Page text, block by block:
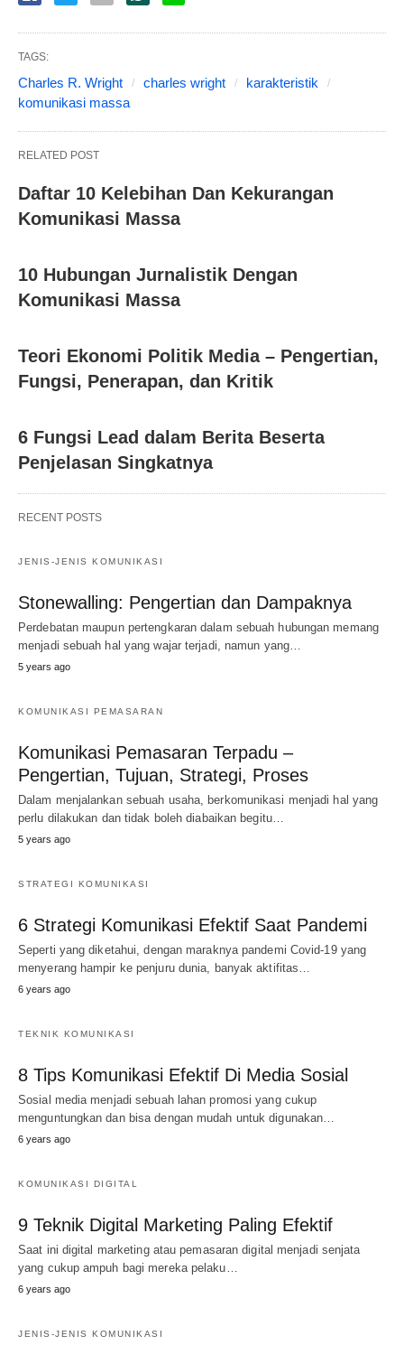
TAGS:
Charles R. Wright charles wright
karakteristik
komunikasi massa
RELATED POST
Daftar 10 Kelebihan Dan Kekurangan
Komunikasi Massa
10 Hubungan Jurnalistik Dengan
Komunikasi Massa
Teori Ekonomi Politik Media – Pengertian,
Fungsi, Penerapan, dan Kritik
6 Fungsi Lead dalam Berita Beserta
Penjelasan Singkatnya
RECENT POSTS
JENIS-JENIS KOMUNIKASI
Stonewalling: Pengertian dan Dampaknya
Perdebatan maupun pertengkaran dalam sebuah hubungan memang
menjadi sebuah hal yang wajar terjadi, namun yang…
5 years ago
KOMUNIKASI PEMASARAN
Komunikasi Pemasaran Terpadu –
Pengertian, Tujuan, Strategi, Proses
Dalam menjalankan sebuah usaha, berkomunikasi menjadi hal yang
perlu dilakukan dan tidak boleh diabaikan begitu…
5 years ago
STRATEGI KOMUNIKASI
6 Strategi Komunikasi Efektif Saat Pandemi
Seperti yang diketahui, dengan maraknya pandemi Covid-19 yang
menyerang hampir ke penjuru dunia, banyak aktifitas…
6 years ago
TEKNIK KOMUNIKASI
8 Tips Komunikasi Efektif Di Media Sosial
Sosial media menjadi sebuah lahan promosi yang cukup
menguntungkan dan bisa dengan mudah untuk digunakan…
6 years ago
KOMUNIKASI DIGITAL
9 Teknik Digital Marketing Paling Efektif
Saat ini digital marketing atau pemasaran digital menjadi senjata
yang cukup ampuh bagi mereka pelaku…
6 years ago
JENIS-JENIS KOMUNIKASI